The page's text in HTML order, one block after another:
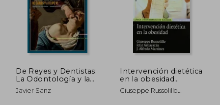
55%
dcto. S/ 83,44
50%
dcto.
De Reyes y Dentistas:
La Odontología y la
Casa Real Española.
De Carlos v a Felipe
Javier Sanz
Intervención dietética
en la obesidad
(Astrolabio)
Giuseppe Russolillo